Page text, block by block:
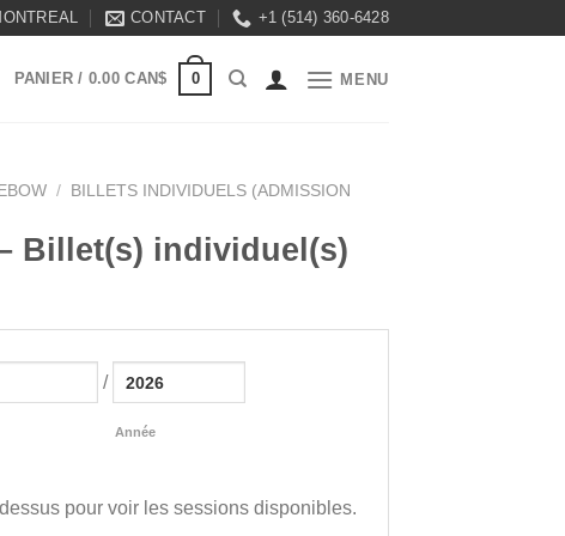
CONTACT +1 (514) 360-6428
PANIER / 0.00CAN$ 0 MENU
/
BILLETS INDIVIDUELS (ADMISSION
Billet(s) individuel(s)
/
Année
pour voir les sessions disponibles.